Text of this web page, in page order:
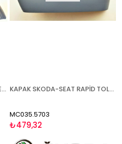
AYNA SKODA-SEAT RAPİD TOLEDO 2015- ELEKTRİKLİ ISITMALI ASTARLI SİNYALLİ SAĞ KAPAK SKODA-SEAT RAPİD TOLEDO CİTİGO 2012- ASTARLI SAĞ
MC035.5703
₺479,32